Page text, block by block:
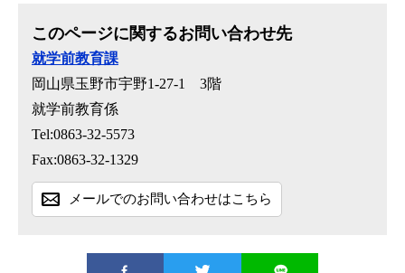
このページに関するお問い合わせ先
就学前教育課
岡山県玉野市宇野1-27-1 3階
就学前教育係
Tel:0863-32-5573
Fax:0863-32-1329
メールでのお問い合わせはこちら